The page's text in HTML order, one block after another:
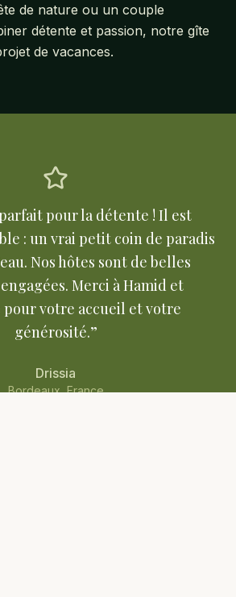
de nature ou un couple
détente et passion, notre gîte
de vacances.
pour la détente ! Il est
: un vrai petit coin de paradis
Nos hôtes sont de belles
Merci à Hamid et
pour votre accueil et votre
générosité.”
Drissia
Bordeaux, France